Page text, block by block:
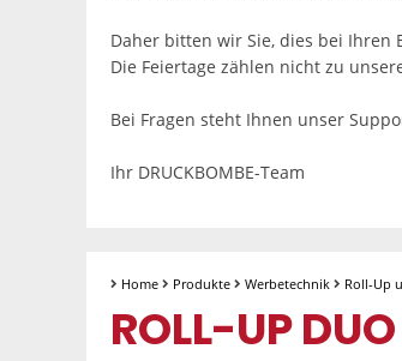
Daher bitten wir Sie, dies bei
Die Feiertage zählen nicht zu
Bei Fragen steht Ihnen unser
Ihr DRUCKBOMBE-Team
Home Produkte Werbetechnik Roll-Up
ROLL-UP